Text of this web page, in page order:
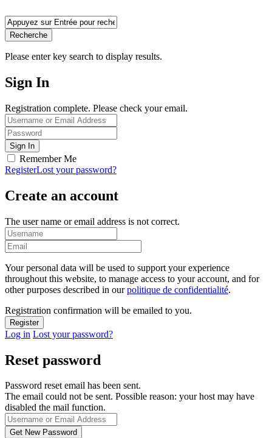
Recherche
Please enter key search to display results.
Sign In
Registration complete. Please check your email.
Remember Me
RegisterLost your password?
Create an account
The user name or email address is not correct.
Your personal data will be used to support your experience
throughout this website, to manage access to your account, and for
other purposes described in ourpolitique de confidentialité.
Registration confirmation will be emailed to you.
Log in Lost your password?
Reset password
Password reset email has been sent.
The email could not be sent. Possible reason: your host may have
disabled the mail function.